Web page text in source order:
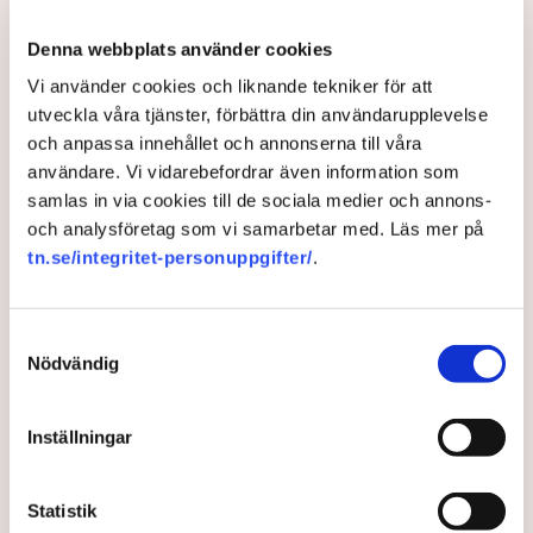
Denna webbplats använder cookies
Vi använder cookies och liknande tekniker för att
utveckla våra tjänster, förbättra din användarupplevelse
och anpassa innehållet och annonserna till våra
användare. Vi vidarebefordrar även information som
samlas in via cookies till de sociala medier och annons-
och analysföretag som vi samarbetar med. Läs mer på
tn.se/integritet-personuppgifter/.
Nödvändig
Inställningar
Statistik
granskning av Mercosuravtalet.
6 months ago | Av: Redaktionen
”En agenda­driven global
äganderätt ur spel”